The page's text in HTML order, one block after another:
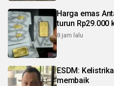
Harga emas
turun Rp29.000
8 jam lalu
ESDM:
membaik